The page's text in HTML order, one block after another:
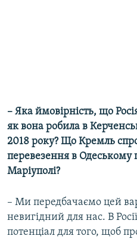
– Яка ймовірність, що
як вона робила в
2018 року? Що Кремль
перевезення в Одеському
Маріуполі?
– Ми передбачаємо цей
невигідний для нас. В
потенціал для того, щоб